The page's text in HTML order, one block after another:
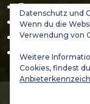
Gamification
Jürgen Klopp
Abraham
(C) 2021-2026
Datenschutz und
Wenn du die
Verwendung von
Weitere
Cookies, findest